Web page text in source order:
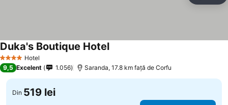
4 Stele Hotel
Duka's Boutique Hotel
9,5 Excelent 1.056 Saranda, 17.8 km faţă de Corfu
Din 519 lei